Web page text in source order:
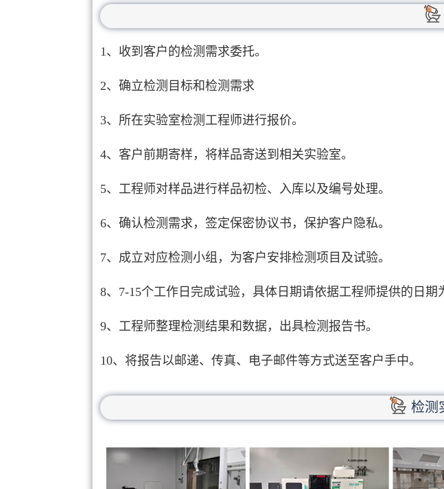
1、收到客户的检测需求委托。
2、确立检测目标和检测需求
3、所在实验室检测工程师进行报价。
4、客户前期寄样，将样品寄送到相关实验室。
5、工程师对样品进行样品初检、入库以及编号处理。
6、确认检测需求，签定保密协议书，保护客户隐私。
7、成立对应检测小组，为客户安排检测项目及试验。
8、7-15个工作日完成试验，具体日期请依据工程师提供的日期
9、工程师整理检测结果和数据，出具检测报告书。
10、将报告以邮递、传真、电子邮件等方式送至客户手中。
检测